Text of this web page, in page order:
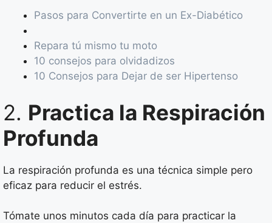
Pasos para Convertirte en un Ex-Diabético
Repara tú mismo tu moto
10 consejos para olvidadizos
10 Consejos para Dejar de ser Hipertenso
2. Practica la Respiración
Profunda
La respiración profunda es una técnica simple pero
eficaz para reducir el estrés.
Tómate unos minutos cada día para practicar la